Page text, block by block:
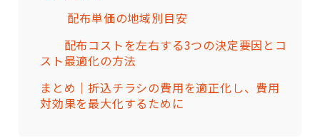
配布単価の地域別目安
配布コストを左右する3つの決定要因とコ
スト最適化の方法
まとめ｜折込チラシの費用を適正化し、費用
対効果を最大化するために